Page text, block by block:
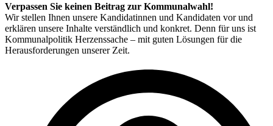
Verpassen Sie keinen Beitrag zur Kommunalwahl!
Wir stellen Ihnen unsere Kandidatinnen und Kandidaten vor und
erklären unsere Inhalte verständlich und konkret. Denn für uns ist
Kommunalpolitik Herzenssache – mit guten Lösungen für die
Herausforderungen unserer Zeit.